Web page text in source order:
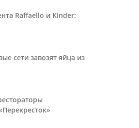
Raffaello и Kinder:
сети завозят яйца из